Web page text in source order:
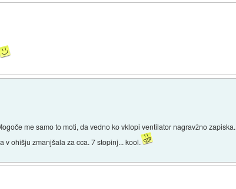
me samo to moti, da vedno ko vklopi ventilator nagravžno zapiska.
v ohišju zmanjšala za cca. 7 stopinj... kool.